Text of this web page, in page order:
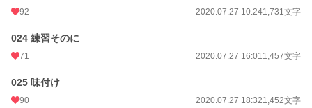
92 2020.07.27 10:241,731文字
024 練習そのに
71 2020.07.27 16:011,457文字
025 味付け
90 2020.07.27 18:321,452文字